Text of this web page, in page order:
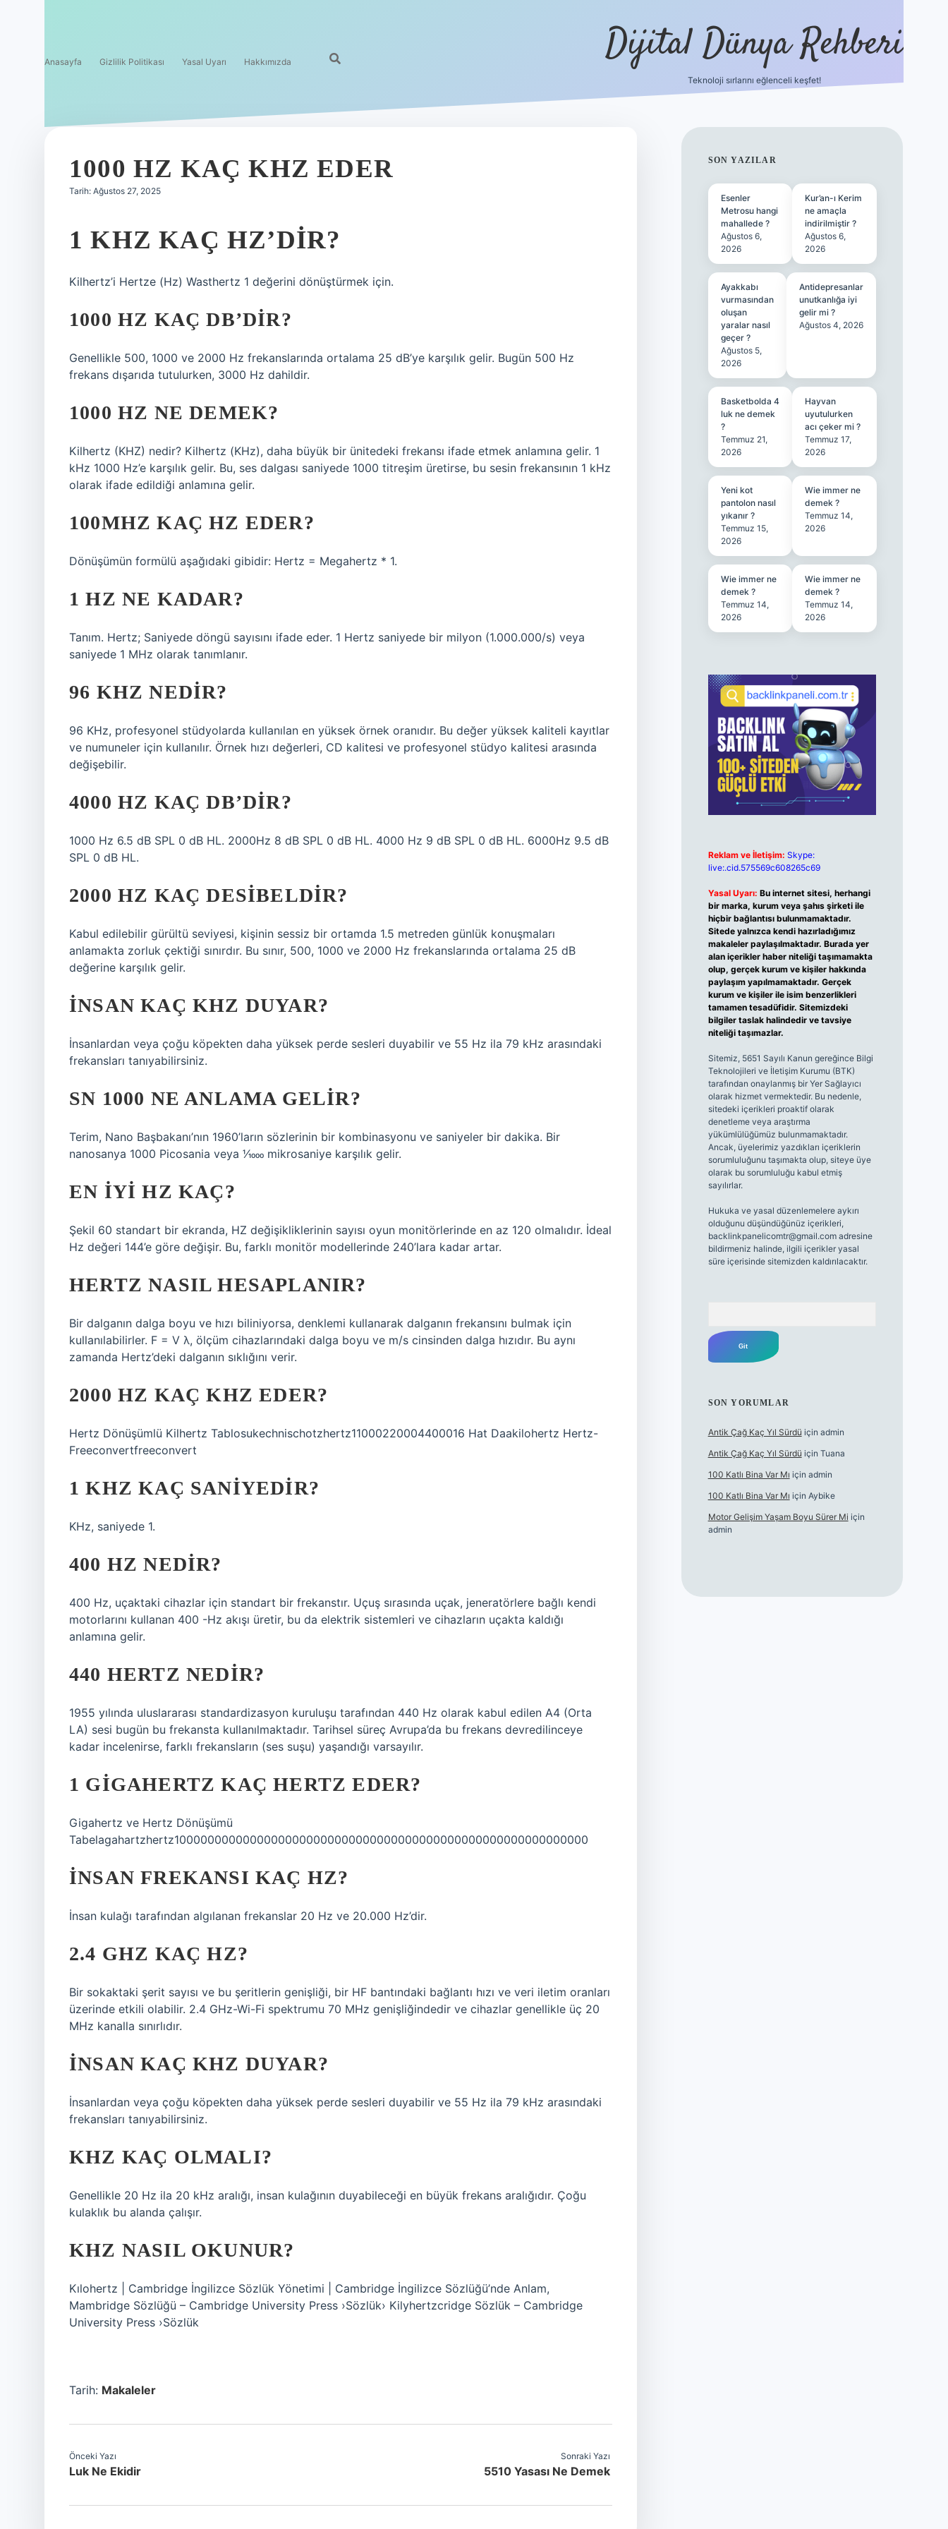
Anasayfa Gizlilik Politikası Yasal Uyarı Hakkımızda Dijital Dünya Rehberi
Teknoloji sırlarını eğlenceli keşfet!
1000 HZ KAÇ KHZ EDER
Tarih: Ağustos 27, 2025
1 KHZ KAÇ HZ’DIR?
Kilhertz’i Hertze (Hz) Wasthertz 1 değerini dönüştürmek için.
1000 HZ KAÇ DB’DIR?
Genellikle 500, 1000 ve 2000 Hz frekanslarında ortalama 25 dB’ye karşılık gelir. Bugün 500 Hz
frekans dışarıda tutulurken, 3000 Hz dahildir.
1000 HZ NE DEMEK?
Kilhertz (KHZ) nedir? Kilhertz (KHz), daha büyük bir ünitedeki frekansı ifade etmek anlamına gelir. 1
kHz 1000 Hz’e karşılık gelir. Bu, ses dalgası saniyede 1000 titreşim üretirse, bu sesin frekansının 1 kHz
olarak ifade edildiği anlamına gelir.
100MHZ KAÇ HZ EDER?
Dönüşümün formülü aşağıdaki gibidir: Hertz = Megahertz * 1.
1 HZ NE KADAR?
Tanım. Hertz; Saniyede döngü sayısını ifade eder. 1 Hertz saniyede bir milyon (1.000.000/s) veya
saniyede 1 MHz olarak tanımlanır.
96 KHZ NEDIR?
96 KHz, profesyonel stüdyolarda kullanılan en yüksek örnek oranıdır. Bu değer yüksek kaliteli kayıtlar
ve numuneler için kullanılır. Örnek hızı değerleri, CD kalitesi ve profesyonel stüdyo kalitesi arasında
değişebilir.
4000 HZ KAÇ DB’DIR?
1000 Hz 6.5 dB SPL 0 dB HL. 2000Hz 8 dB SPL 0 dB HL. 4000 Hz 9 dB SPL 0 dB HL. 6000Hz 9.5 dB
SPL 0 dB HL.
2000 HZ KAÇ DESIBELDIR?
Kabul edilebilir gürültü seviyesi, kişinin sessiz bir ortamda 1.5 metreden günlük konuşmaları
anlamakta zorluk çektiği sınırdır. Bu sınır, 500, 1000 ve 2000 Hz frekanslarında ortalama 25 dB
değerine karşılık gelir.
İNSAN KAÇ KHZ DUYAR?
İnsanlardan veya çoğu köpekten daha yüksek perde sesleri duyabilir ve 55 Hz ila 79 kHz arasındaki
frekansları tanıyabilirsiniz.
SN 1000 NE ANLAMA GELIR?
Terim, Nano Başbakanı’nın 1960’ların sözlerinin bir kombinasyonu ve saniyeler bir dakika. Bir
nanosanya 1000 Picosania veya 1⁄1000 mikrosaniye karşılık gelir.
EN IYI HZ KAÇ?
Şekil 60 standart bir ekranda, HZ değişikliklerinin sayısı oyun monitörlerinde en az 120 olmalıdır. İdeal
Hz değeri 144’e göre değişir. Bu, farklı monitör modellerinde 240’lara kadar artar.
HERTZ NASIL HESAPLANIR?
Bir dalganın dalga boyu ve hızı biliniyorsa, denklemi kullanarak dalganın frekansını bulmak için
kullanılabilirler. F = V λ, ölçüm cihazlarındaki dalga boyu ve m/s cinsinden dalga hızıdır. Bu aynı
zamanda Hertz’deki dalganın sıklığını verir.
2000 HZ KAÇ KHZ EDER?
Hertz Dönüşümlü Kilhertz Tablosukechnischotzhertz11000220004400016 Hat Daakilohertz Hertz-
Freeconvertfreeconvert
1 KHZ KAÇ SANIYEDIR?
KHz, saniyede 1.
400 HZ NEDIR?
400 Hz, uçaktaki cihazlar için standart bir frekanstır. Uçuş sırasında uçak, jeneratörlere bağlı kendi
motorlarını kullanan 400 -Hz akışı üretir, bu da elektrik sistemleri ve cihazların uçakta kaldığı
anlamına gelir.
440 HERTZ NEDIR?
1955 yılında uluslararası standardizasyon kuruluşu tarafından 440 Hz olarak kabul edilen A4 (Orta
LA) sesi bugün bu frekansta kullanılmaktadır. Tarihsel süreç Avrupa’da bu frekans devredilinceye
kadar incelenirse, farklı frekansların (ses suşu) yaşandığı varsayılır.
1 GIGAHERTZ KAÇ HERTZ EDER?
Gigahertz ve Hertz Dönüşümü
Tabelagahartzhertz10000000000000000000000000000000000000000000000000000000000
İNSAN FREKANSI KAÇ HZ?
İnsan kulağı tarafından algılanan frekanslar 20 Hz ve 20.000 Hz’dir.
2.4 GHZ KAÇ HZ?
Bir sokaktaki şerit sayısı ve bu şeritlerin genişliği, bir HF bantındaki bağlantı hızı ve veri iletim oranları
üzerinde etkili olabilir. 2.4 GHz-Wi-Fi spektrumu 70 MHz genişliğindedir ve cihazlar genellikle üç 20
MHz kanalla sınırlıdır.
İNSAN KAÇ KHZ DUYAR?
İnsanlardan veya çoğu köpekten daha yüksek perde sesleri duyabilir ve 55 Hz ila 79 kHz arasındaki
frekansları tanıyabilirsiniz.
KHZ KAÇ OLMALI?
Genellikle 20 Hz ila 20 kHz aralığı, insan kulağının duyabileceği en büyük frekans aralığıdır. Çoğu
kulaklık bu alanda çalışır.
KHZ NASIL OKUNUR?
Kılohertz | Cambridge İngilizce Sözlük Yönetimi | Cambridge İngilizce Sözlüğü’nde Anlam,
Mambridge Sözlüğü – Cambridge University Press ›Sözlük› Kilyhertzcridge Sözlük – Cambridge
University Press ›Sözlük
Tarih: Makaleler
Önceki Yazı
Luk Ne Ekidir
Sonraki Yazı
5510 Yasası Ne Demek
SIDEBAR
SON YAZILAR
Esenler
Metrosu hangi
mahallede ?
Ağustos 6,
2026
Kur’an-ı Kerim
ne amaçla
indirilmiştir ?
Ağustos 6,
2026
Ayakkabı
vurmasından
oluşan
yaralar nasıl
geçer ?
Ağustos 5,
2026
Antidepresanlar
unutkanlığa iyi
gelir mi ?
Ağustos 4, 2026
Basketbolda 4
luk ne demek
?
Temmuz 21,
2026
Hayvan
uyutulurken
acı çeker mi ?
Temmuz 17,
2026
Yeni kot
pantolon nasıl
yıkanır ?
Temmuz 15,
2026
Wie immer ne
demek ?
Temmuz 14,
2026
Wie immer ne
demek ?
Temmuz 14,
2026
Wie immer ne
demek ?
Temmuz 14,
2026
Reklam ve İletişim: Skype:
live:.cid.575569c608265c69
Yasal Uyarı: Bu internet sitesi, herhangi
bir marka, kurum veya şahıs şirketi ile
hiçbir bağlantısı bulunmamaktadır.
Sitede yalnızca kendi hazırladığımız
makaleler paylaşılmaktadır. Burada yer
alan içerikler haber niteliği taşımamakta
olup, gerçek kurum ve kişiler hakkında
paylaşım yapılmamaktadır. Gerçek
kurum ve kişiler ile isim benzerlikleri
tamamen tesadüfidir. Sitemizdeki
bilgiler taslak halindedir ve tavsiye
niteliği taşımazlar.
Sitemiz, 5651 Sayılı Kanun gereğince Bilgi
Teknolojileri ve İletişim Kurumu (BTK)
tarafından onaylanmış bir Yer Sağlayıcı
olarak hizmet vermektedir. Bu nedenle,
sitedeki içerikleri proaktif olarak
denetleme veya araştırma
yükümlülüğümüz bulunmamaktadır.
Ancak, üyelerimiz yazdıkları içeriklerin
sorumluluğunu taşımakta olup, siteye üye
olarak bu sorumluluğu kabul etmiş
sayılırlar.
Hukuka ve yasal düzenlemelere aykırı
olduğunu düşündüğünüz içerikleri,
backlinkpanelicomtr@gmail.comadresine
bildirmeniz halinde, ilgili içerikler yasal
süre içerisinde sitemizden kaldırılacaktır.
SON YORUMLAR
Antik Çağ Kaç Yıl Sürdü için admin
Antik Çağ Kaç Yıl Sürdü için Tuana
100 Katlı Bina Var Mı için admin
100 Katlı Bina Var Mı için Aybike
Motor Gelişim Yaşam Boyu Sürer Mi için
admin
tulipbet güncel giriş